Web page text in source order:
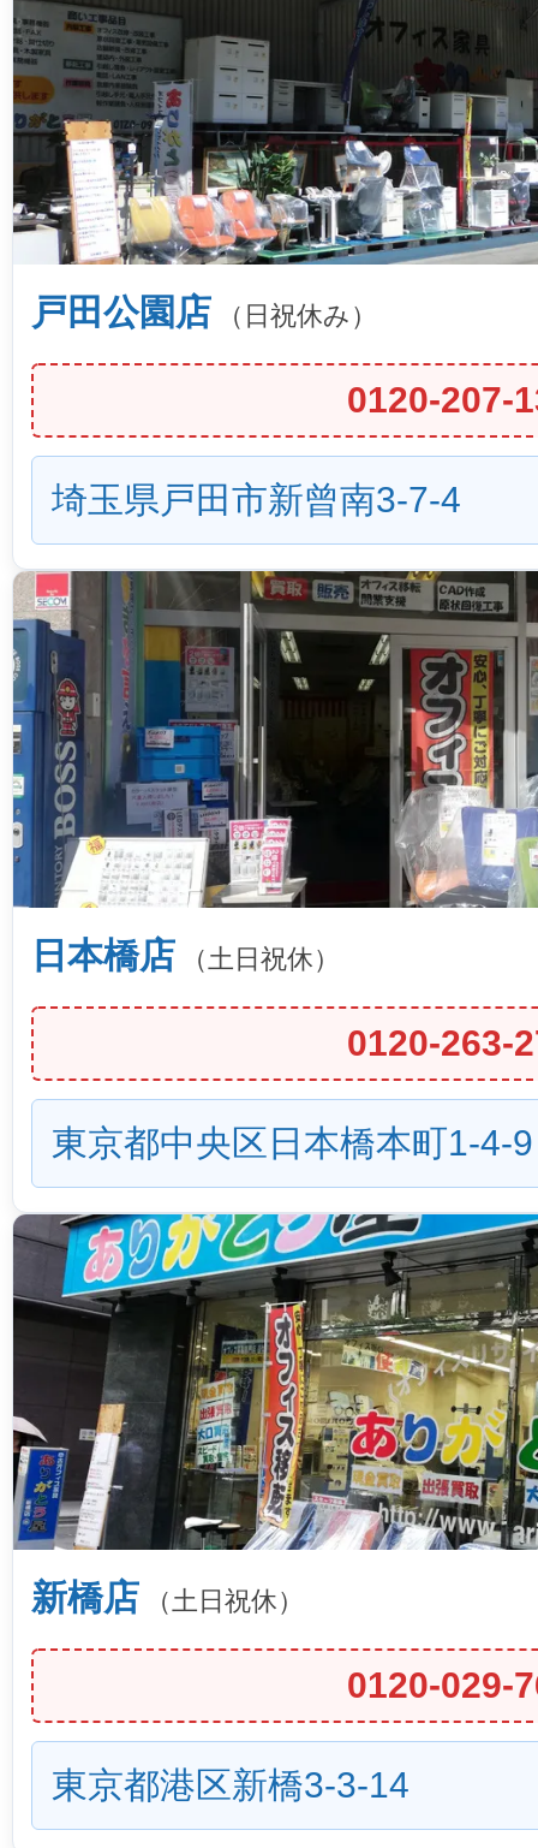
戸田公園店 （日祝休み）
0120-207-
埼玉県戸田市新曾南3-7-4
日本橋店 （土日祝休）
0120-263-
東京都中央区日本橋本町1-4-9
新橋店 （土日祝休）
0120-029-
東京都港区新橋3-3-14